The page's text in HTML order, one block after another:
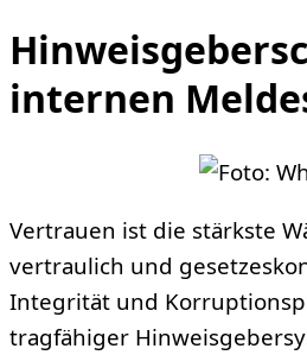
internen
Vertrauen ist die stärkste
vertraulich und
Integrität und
tragfähiger